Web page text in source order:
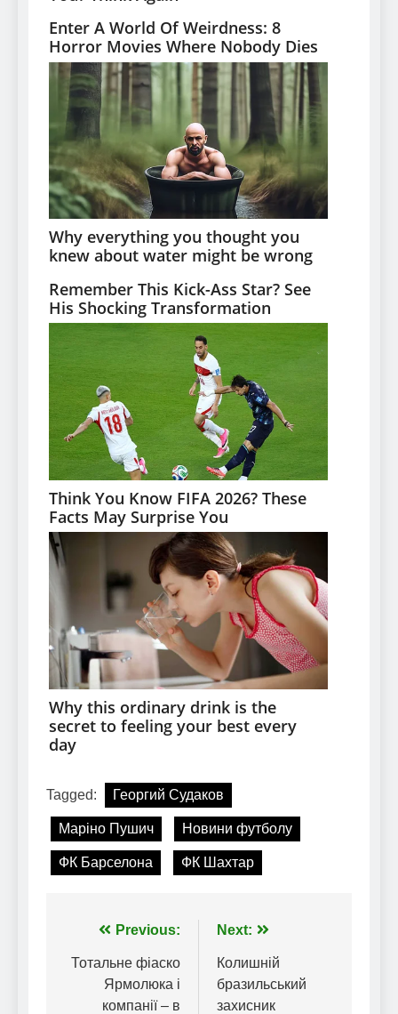
Tagged: Георгий Судаков
Маріно Пушич Новини футболу
ФК Барселона ФК Шахтар
Навігація
записів
Previous:
Тотальне фіаско
Ярмолюка і
компанії – в
Next:
Колишній
бразильський
захисник